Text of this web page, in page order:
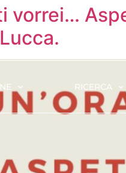
RICERCA
ti vorrei…